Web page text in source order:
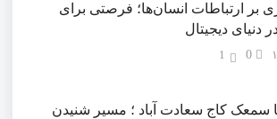
بر ارتباطات انسان‌ها؛ فرصتی برای
دنیای دیجیتال
1
سمعک کاج سعادت آباد ؛ مسیر شنیدن